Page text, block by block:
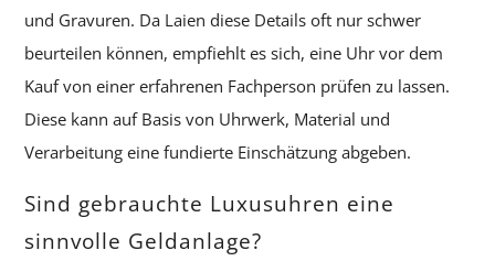
und Gravuren. Da Laien diese Details oft nur schwer
beurteilen können, empfiehlt es sich, eine Uhr vor dem
Kauf von einer erfahrenen Fachperson prüfen zu lassen.
Diese kann auf Basis von Uhrwerk, Material und
Verarbeitung eine fundierte Einschätzung abgeben.
Sind gebrauchte Luxusuhren eine
sinnvolle Geldanlage?